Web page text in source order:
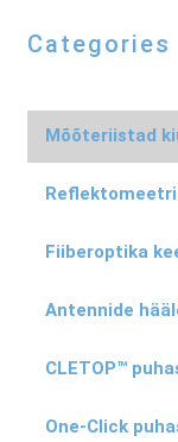
Categories
Mõõteriistad
Fiiberoptika
Antennide
CLETOP™
One-Click